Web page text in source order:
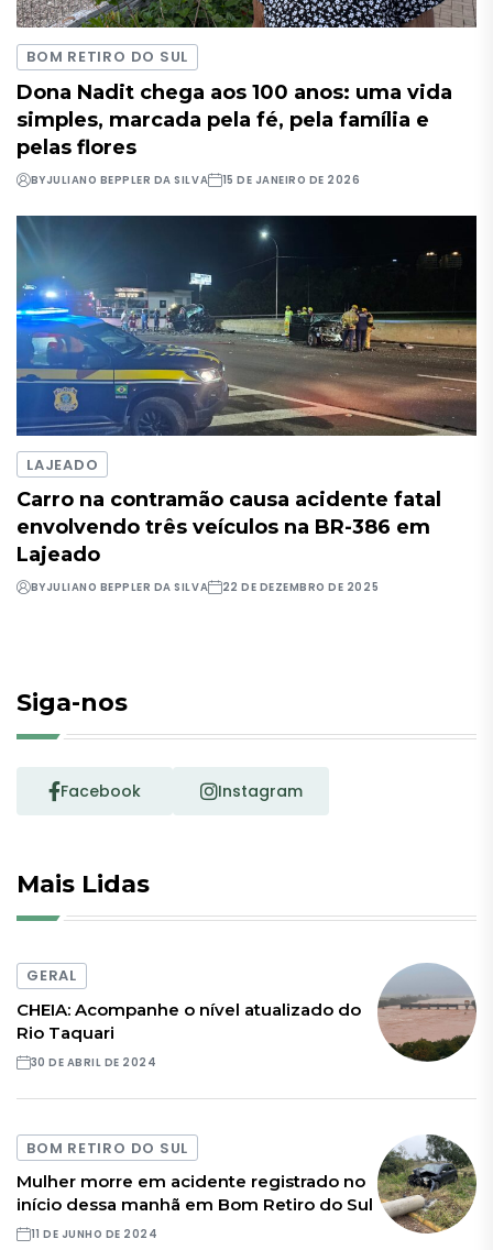
BOM RETIRO DO SUL
Dona Nadit chega aos 100 anos: uma vida
simples, marcada pela fé, pela família e
pelas flores
BYJULIANO BEPPLER DA SILVA 15 DE JANEIRO DE 2026
LAJEADO
Carro na contramão causa acidente fatal
envolvendo três veículos na BR-386 em
Lajeado
BYJULIANO BEPPLER DA SILVA 22 DE DEZEMBRO DE 2025
Siga-nos
Facebook Instagram
Mais Lidas
GERAL
CHEIA: Acompanhe o nível atualizado do
Rio Taquari
30 DE ABRIL DE 2024
BOM RETIRO DO SUL
Mulher morre em acidente registrado no
início dessa manhã em Bom Retiro do Sul
11 DE JUNHO DE 2024